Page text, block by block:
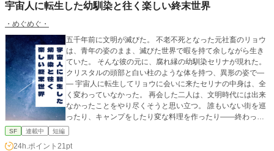
宇宙人に転生した幼馴染と往く楽しい終末世界
・めぐめぐ・
五千年前に文明が滅びた。 不老不死となった元社畜のリョウ
は、青年の姿のまま、滅びた世界で暇を持て余しながら生き
ていた。 そんな彼の元に、腐れ縁の幼馴染セリナが現れた。
クリスタルの頭部と白い柱のような体を持つ、異形の姿で―
― 宇宙人に転生してリョウに会いに来たセリナの中身は、全
く変わっていなかった。 再会した二人は、文明時代には出来
なかったことをやり尽くそうと思い立つ。 誰もいない街を巡
ったり、キャンプをしたり変な料理を作ったり――終わった
世界で楽しいことを探していく。 不老不死の青年リョウと、
SF 連載中 短編
24h.ポイント 21pt